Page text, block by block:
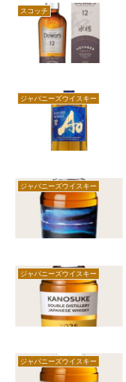
スコッチ
ジャパニーズウイスキー
ジャパニーズウイスキー
ジャパニーズウイスキー
ジャパニーズウイスキー